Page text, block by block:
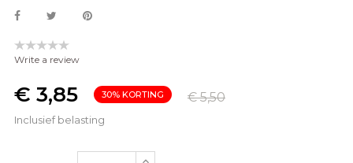
Write a review
€ 3,85 30% KORTING € 5,50
Inclusief belasting